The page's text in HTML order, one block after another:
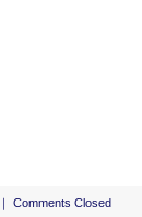
｜ Comments Closed